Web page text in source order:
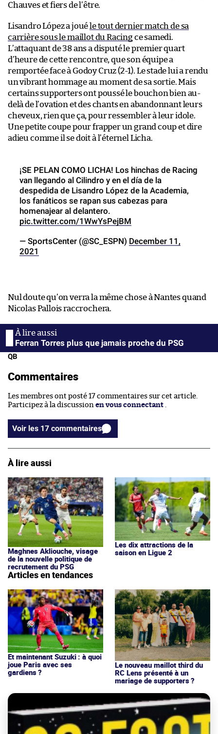
Chauves et fiers de l’être.
Lisandro López a joué le tout dernier match de sa
carrière sous le maillot du Racing ce samedi.
L’attaquant de 38 ans a disputé le premier quart
d’heure de cette rencontre, que son équipe a
remportée face à Godoy Cruz (2-1). Le stade lui a rendu
un vibrant hommage au moment de sa sortie. Mais
certains supporters ont poussé le bouchon bien au-
delà de l’ovation et des chants en abandonnant leurs
cheveux, rien que ça, pour ressembler à leur idole.
Une petite coupe pour frapper un grand coup et dire
adieu comme il se doit à l’éternel Licha.
¡SE PELAN COMO LICHA! Los hinchas de Racing
van llegando al Cilindro y en el día de la
despedida de Lisandro López de la Academia,
los fanáticos se rapan sus cabezas para
homenajear al delantero.
pic.twitter.com/1WwYsPejBM
— SportsCenter (@SC_ESPN) December 11,
2021
Nul doute qu’on verra la même chose à Nantes quand
Nicolas Pallois raccrochera.
Ferran Torres plus que jamais proche du PSG
QB
Commentaires
Les membres ont posté 17 commentaires sur cet article.
Participez à la discussion en vous connectant
Voir les 17 commentaires
À lire aussi
Maghnes Akliouche, visage
de la nouvelle politique de
recrutement du PSG
Les dix attractions de la
saison en Ligue 2
Articles en tendances
Et maintenant Suzuki : à quoi
joue Paris avec ses
gardiens ?
Le nouveau maillot third du
RC Lens présenté à un
mariage de supporters ?